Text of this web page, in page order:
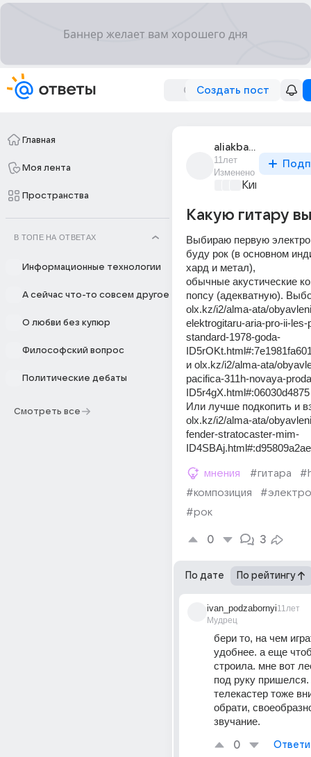
Создать пост
Главная
Моя лента
Пространства
В ТОПЕ НА ОТВЕТАХ
Информационные технологии
А сейчас что-то совсем другое
О любви без купюр
Философский вопрос
Политические дебаты
Смотреть все
aliakbar_ibragimov
11лет
Изменено
Киномания
Какую гитару
Выбираю первую
буду рок (в основном
хард и метал),
обычные акустические
попсу (адекватную).
olx.kz/i2/alma-ata/
elektrogitaru-aria-pro-ii-les-
standard-1978-goda-
и olx.kz/i2/alma-ata/
pacifica-311h-novaya-
ID5r4gX.html#:06030d4875
Или лучше подкопить и
olx.kz/i2/alma-ata/
fender-stratocaster-mim-
ID4SBAj.html#:d95809a2ae
мнения #гитара
#композиция
#рок
0 3
По дате По рейтингу
ivan_podzabornyi
Мудрец
11лет
бери то, на чем
удобнее. а еще
строила. мне вот
под руку пришелся.
телекастер тоже
обрати,
звучание.
0